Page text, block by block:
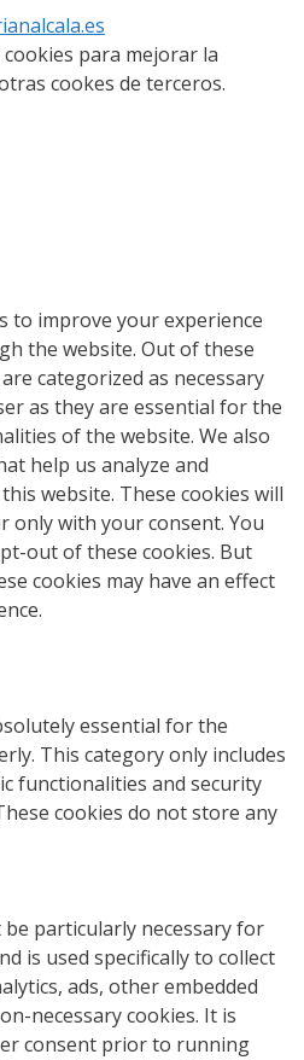
para mejorar la
cookes de terceros.
to improve your experience
the website. Out of these
categorized as necessary
as they are essential for the
of the website. We also
help us analyze and
website. These cookies will
only with your consent. You
out of these cookies. But
cookies may have an effect
essential for the
This category only includes
functionalities and security
cookies do not store any
particularly necessary for
is used specifically to collect
ads, other embedded
necessary cookies. It is
consent prior to running